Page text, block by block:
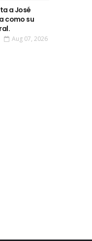
a José
como su
Aug 07, 2026